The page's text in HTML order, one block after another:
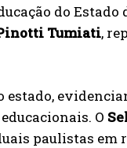
do Estado
Tumiati,
estado,
O
paulistas em